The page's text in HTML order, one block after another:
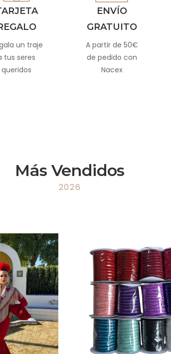
un traje
tus seres
queridos
ENVÍO
GRATUITO
A partir de 50€
de pedido con
Nacex
Más Vendidos
2026